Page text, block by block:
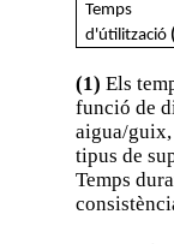
Temps
d'útilització
(1) Els
funció de
aigua/guix,
tipus de
Temps